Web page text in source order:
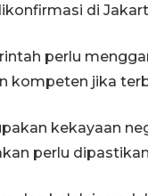
di
perlu
kompeten jika
kekayaan
perlu